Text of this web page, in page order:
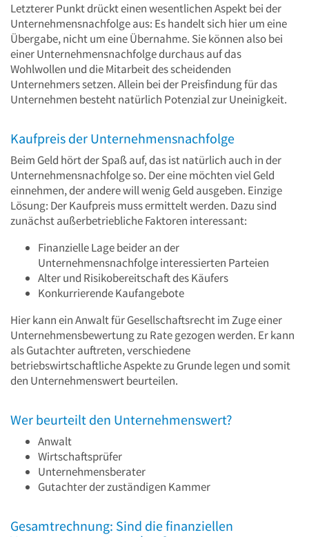
Letzterer Punkt drückt einen wesentlichen Aspekt bei der
Unternehmensnachfolge aus: Es handelt sich hier um eine
Übergabe, nicht um eine Übernahme. Sie können also bei
einer Unternehmensnachfolge durchaus auf das
Wohlwollen und die Mitarbeit des scheidenden
Unternehmers setzen. Allein bei der Preisfindung für das
Unternehmen besteht natürlich Potenzial zur Uneinigkeit.
Kaufpreis der Unternehmensnachfolge
Beim Geld hört der Spaß auf, das ist natürlich auch in der
Unternehmensnachfolge so. Der eine möchten viel Geld
einnehmen, der andere will wenig Geld ausgeben. Einzige
Lösung: Der Kaufpreis muss ermittelt werden. Dazu sind
zunächst außerbetriebliche Faktoren interessant:
Finanzielle Lage beider an der
Unternehmensnachfolge interessierten Parteien
Alter und Risikobereitschaft des Käufers
Konkurrierende Kaufangebote
Hier kann ein Anwalt für Gesellschaftsrecht im Zuge einer
Unternehmensbewertung zu Rate gezogen werden. Er kann
als Gutachter auftreten, verschiedene
betriebswirtschaftliche Aspekte zu Grunde legen und somit
den Unternehmenswert beurteilen.
Wer beurteilt den Unternehmenswert?
Anwalt
Wirtschaftsprüfer
Unternehmensberater
Gutachter der zuständigen Kammer
Gesamtrechnung: Sind die finanziellen